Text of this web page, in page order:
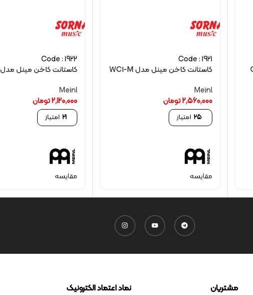
Code : 1921
کاستانت کاخن مینل مدل WC1-M
Meinl
2,560,000تومان
25 امتیاز
مقایسه
Code : 1922
کاستانت کاخن مینل مدل WC1-S
Meinl
2,120,000تومان
21 امتیاز
مقایسه
مشتریان نماد اعتماد الکترونیک